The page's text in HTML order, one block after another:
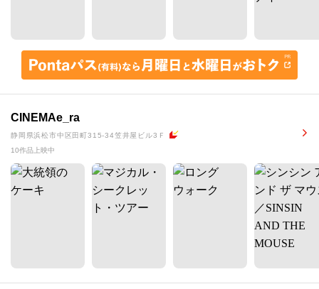
CINEMAe_ra
静岡県浜松市中区田町315-34笠井屋ビル3Ｆ
10作品上映中